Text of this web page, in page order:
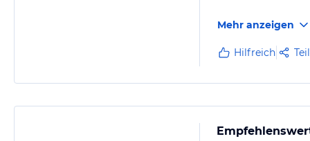
Mehr anzeigen
Hilfreich